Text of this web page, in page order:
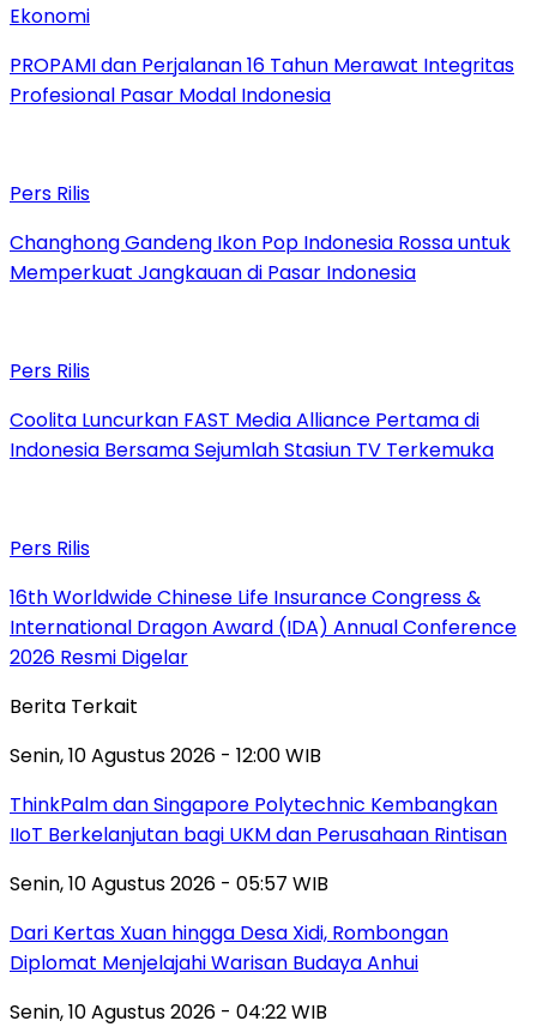
Ekonomi
PROPAMI dan Perjalanan 16 Tahun Merawat Integritas
Profesional Pasar Modal Indonesia
Pers Rilis
Changhong Gandeng Ikon Pop Indonesia Rossa untuk
Memperkuat Jangkauan di Pasar Indonesia
Pers Rilis
Coolita Luncurkan FAST Media Alliance Pertama di
Indonesia Bersama Sejumlah Stasiun TV Terkemuka
Pers Rilis
16th Worldwide Chinese Life Insurance Congress &
International Dragon Award (IDA) Annual Conference
2026 Resmi Digelar
Berita Terkait
Senin, 10 Agustus 2026 - 12:00 WIB
ThinkPalm dan Singapore Polytechnic Kembangkan
IIoT Berkelanjutan bagi UKM dan Perusahaan Rintisan
Senin, 10 Agustus 2026 - 05:57 WIB
Dari Kertas Xuan hingga Desa Xidi, Rombongan
Diplomat Menjelajahi Warisan Budaya Anhui
Senin, 10 Agustus 2026 - 04:22 WIB